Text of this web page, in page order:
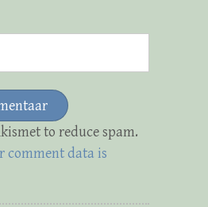
to reduce spam.
comment data is